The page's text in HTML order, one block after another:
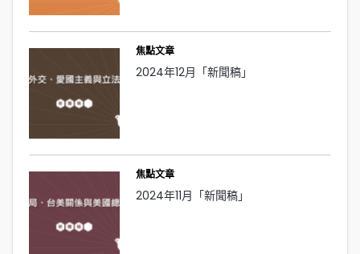
焦點文章
2024年12月「新聞稿」
焦點文章
2024年11月「新聞稿」